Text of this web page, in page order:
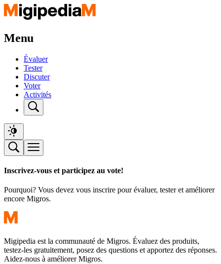
Menu
Évaluer
Tester
Discuter
Voter
Activités
Inscrivez-vous et participez au vote!
Pourquoi? Vous devez vous inscrire pour évaluer, tester et améliorer
encore Migros.
Migipedia est la communauté de Migros. Évaluez des produits,
testez-les gratuitement, posez des questions et apportez des réponses.
Aidez-nous à améliorer Migros.